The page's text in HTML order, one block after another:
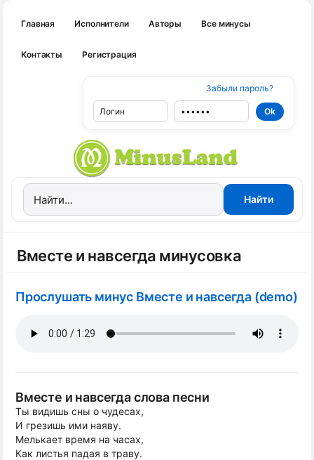
Главная Исполнители Авторы Все минусы
Контакты Регистрация
Забыли пароль?
Вместе и навсегда минусовка
Прослушать минус Вместе и навсегда (demo)
Вместе и навсегда слова песни
Ты видишь сны о чудесах,
И грезишь ими наяву.
Мелькает время на часах,
Как листья падая в траву.